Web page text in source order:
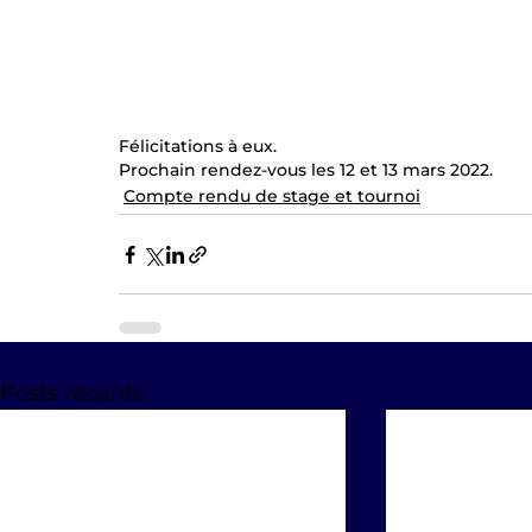
Félicitations à eux.
Prochain rendez-vous les 12 et 13 mars 2022.
Compte rendu de stage et tournoi
Posts récents